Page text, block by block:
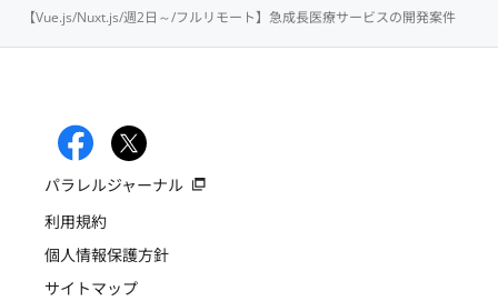
【Vue.js/Nuxt.js/週2日～/フルリモート】急成長医療サービスの開発案件
パラレルジャーナル
利用規約
個人情報保護方針
サイトマップ